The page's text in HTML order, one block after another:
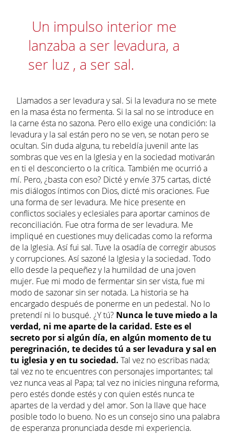
Un impulso interior me
lanzaba a ser levadura, a
ser luz , a ser sal.
Llamados a ser levadura y sal. Si la levadura no se mete
en la masa ésta no fermenta. Si la sal no se introduce en
la carne ésta no sazona. Pero ello exige una condición: la
levadura y la sal están pero no se ven, se notan pero se
ocultan. Sin duda alguna, tu rebeldía juvenil ante las
sombras que ves en la Iglesia y en la sociedad motivarán
en ti el desconcierto o la crítica. También me ocurrió a
mí. Pero, ¿basta con eso? Dicté y envíe 375 cartas, dicté
mis diálogos íntimos con Dios, dicté mis oraciones. Fue
una forma de ser levadura. Me hice presente en
conflictos sociales y eclesiales para aportar caminos de
reconciliación. Fue otra forma de ser levadura. Me
impliqué en cuestiones muy delicadas como la reforma
de la Iglesia. Así fui sal. Tuve la osadía de corregir abusos
y corrupciones. Así sazoné la Iglesia y la sociedad. Todo
ello desde la pequeñez y la humildad de una joven
mujer. Fue mi modo de fermentar sin ser vista, fue mi
modo de sazonar sin ser notada. La historia se ha
encargado después de ponerme en un pedestal. No lo
pretendí ni lo busqué. ¿Y tú? Nunca le tuve miedo a la
verdad, ni me aparte de la caridad. Este es el
secreto por si algún día, en algún momento de tu
peregrinación, te decides tú a ser levadura y sal en
tu iglesia y en tu sociedad. Tal vez no escribas nada;
tal vez no te encuentres con personajes importantes; tal
vez nunca veas al Papa; tal vez no inicies ninguna reforma,
pero estés donde estés y con quien estés nunca te
apartes de la verdad y del amor. Son la llave que hace
posible todo lo bueno. No es un consejo sino una palabra
de esperanza pronunciada desde mi experiencia.